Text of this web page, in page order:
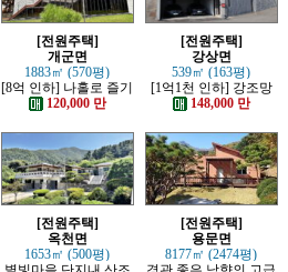
[전원주택]
개군면
1883㎡ (570평)
[8억 인하] 나홀로 즐기
는 남한강 조망의 고급
전원주택
120,000 만
[전원주택]
강상면
539㎡ (163평)
[1억1천 인하] 강조망
과 명산이 보이는 호텔
급 전원주택
148,000 만
[전원주택]
옥천면
1653㎡ (500평)
[전원주택]
용문면
8177㎡ (2474평)